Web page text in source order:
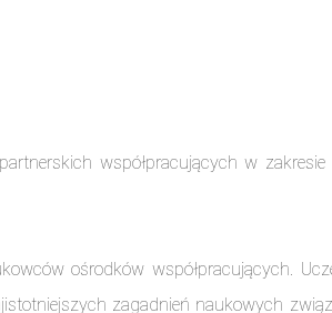
współpracujących w zakresie
ośrodków współpracujących.
zagadnień naukowych